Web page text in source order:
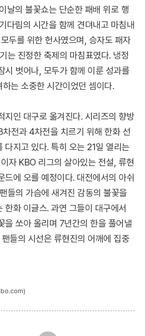
날의 불꽃쇼는 단순한 패배 위로 행
다림의 시간을 함께 견뎌내고 마침내
두를 위한 헌사였으며, 승자도 패자
는 진정한 축제의 마침표였다. 냉정
시 벗어나, 모두가 함께 이룬 성과를
는 소중한 시간이었던 셈이다.
지인 대구로 옮겨진다. 시리즈의 향방
전과 4차전을 치르기 위해 한화 선
다지고 있다. 특히 오는 21일 열리는
자 KBO 리그의 살아있는 전설, 류현
드에 오를 예정이다. 대전에서의 아쉬
들의 가슴에 새겨진 감동의 불꽃을
한화 이글스. 과연 그들이 대구에서
을 쏘아 올리며 7년간의 한을 풀어낼
들의 시선은 류현진의 어깨에 집중